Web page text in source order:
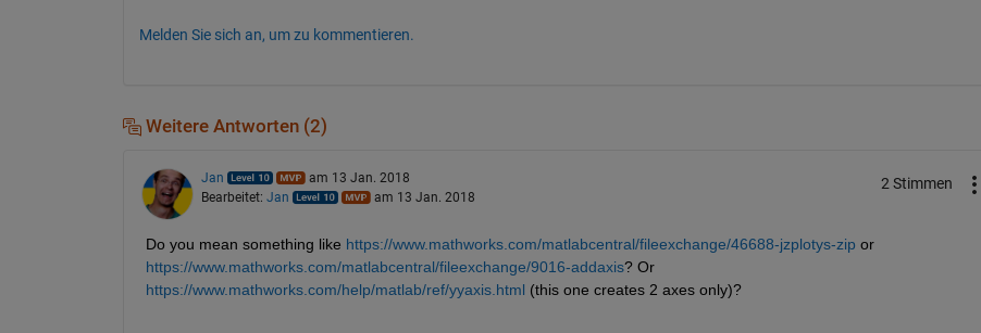
Melden Sie sich an, um zu kommentieren.
Weitere Antworten (2)
Jan
am 13 Jan. 2018
Bearbeitet: Jan am 13 Jan. 2018
2 Stimmen
Do you mean something like https://www.mathworks.com/matlabcentral/fileexchange/46688-jzplotys-zip or
https://www.mathworks.com/matlabcentral/fileexchange/9016-addaxis? Or
https://www.mathworks.com/help/matlab/ref/yyaxis.html (this one creates 2 axes only)?